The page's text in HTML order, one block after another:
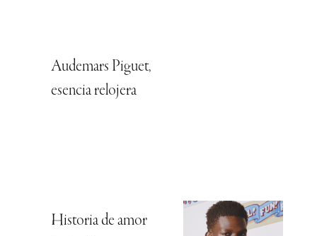
Audemars Piguet,
esencia relojera
Historia de amor